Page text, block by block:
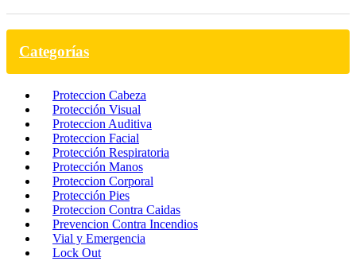
Categorías
Proteccion Cabeza
Protección Visual
Proteccion Auditiva
Proteccion Facial
Protección Respiratoria
Protección Manos
Proteccion Corporal
Protección Pies
Proteccion Contra Caidas
Prevencion Contra Incendios
Vial y Emergencia
Lock Out